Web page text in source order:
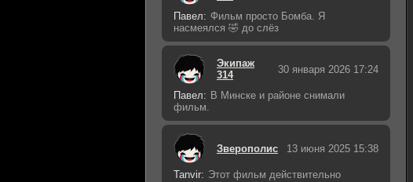
Павел: Фильм просто Бомба. Я
насмеялся 🤣 до слёз
Экипаж
314
30 января 2026 17:24
Павел: В Минске и районе снимали
фильм.
Зверополис 13 июня 2025 15:38
Tanvir: Этот фильм действительно